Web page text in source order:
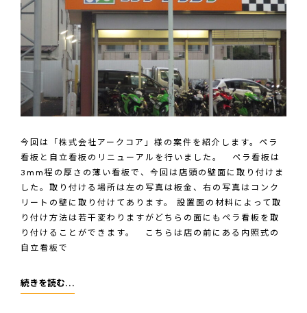
今回は「株式会社アークコア」様の案件を紹介します。ペラ
看板と自立看板のリニューアルを行いました。 ペラ看板は
3mm程の厚さの薄い看板で、今回は店頭の壁面に取り付けま
した。取り付ける場所は左の写真は板金、右の写真はコンク
リートの壁に取り付けてあります。 設置面の材料によって取
り付け方法は若干変わりますがどちらの面にもペラ看板を取
り付けることができます。 こちらは店の前にある内照式の
自立看板で
続きを読む…